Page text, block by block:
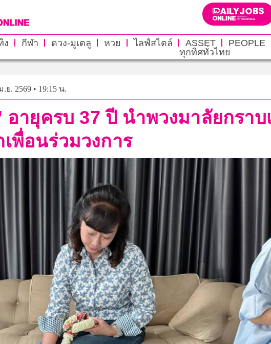
ง กีฬา ดวง-มูเตลู หวย ไลฟ์สไตล์ ASSET PEOPLE
ทุกทิศทั่วไทย
.ย. 2569 • 19:15 น.
อายุครบ 37 ปี นำพวงมาลัยกรา
พื่อนร่วมวงการ